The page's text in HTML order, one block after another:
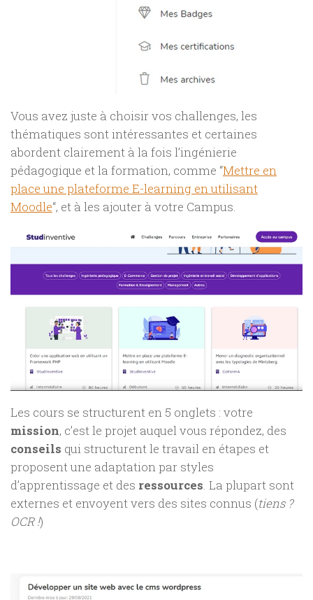
Vous avez juste à choisir vos challenges, les
thématiques sont intéressantes et certaines
abordent clairement à la fois l’ingénierie
pédagogique et la formation, comme “Mettre en
place une plateforme E-learning en utilisant
Moodle“, et à les ajouter à votre Campus.
Les cours se structurent en 5 onglets : votre
mission, c’est le projet auquel vous répondez, des
conseils qui structurent le travail en étapes et
proposent une adaptation par styles
d’apprentissage et des ressources. La plupart sont
externes et envoyent vers des sites connus (tiens ?
OCR !)